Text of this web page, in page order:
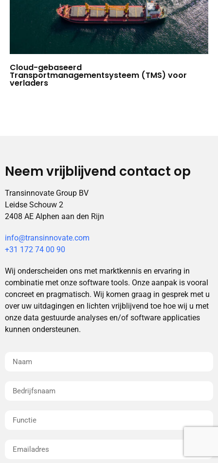
Cloud-gebaseerd
Transportmanagementsysteem (TMS) voor
verladers
Neem vrijblijvend contact op
Transinnovate Group BV
Leidse Schouw 2
2408 AE Alphen aan den Rijn
info@transinnovate.com
+31 172 74 00 90
Wij onderscheiden ons met marktkennis en ervaring in
combinatie met onze software tools. Onze aanpak is vooral
concreet en pragmatisch. Wij komen graag in gesprek met u
over uw uitdagingen en lichten vrijblijvend toe hoe wij u met
onze data gestuurde analyses en/of software applicaties
kunnen ondersteunen.